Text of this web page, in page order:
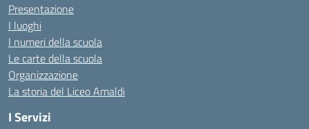
Presentazione
I luoghi
I numeri della scuola
Le carte della scuola
Organizzazione
La storia del Liceo Amaldi
I Servizi